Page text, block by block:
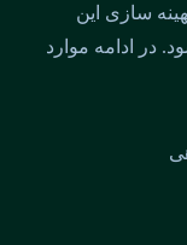
سازی این
در ادامه موارد